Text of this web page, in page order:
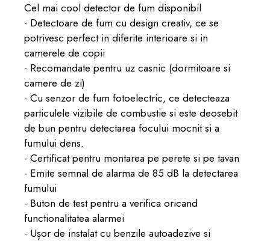
Cel mai cool detector de fum disponibil
- Detectoare de fum cu design creativ, ce se
potrivesc perfect in diferite interioare si in
camerele de copii
- Recomandate pentru uz casnic (dormitoare si
camere de zi)
- Cu senzor de fum fotoelectric, ce detecteaza
particulele vizibile de combustie si este deosebit
de bun pentru detectarea focului mocnit si a
fumului dens.
- Certificat pentru montarea pe perete si pe tavan
- Emite semnal de alarma de 85 dB la detectarea
fumului
- Buton de test pentru a verifica oricand
functionalitatea alarmei
- Ușor de instalat cu benzile autoadezive si